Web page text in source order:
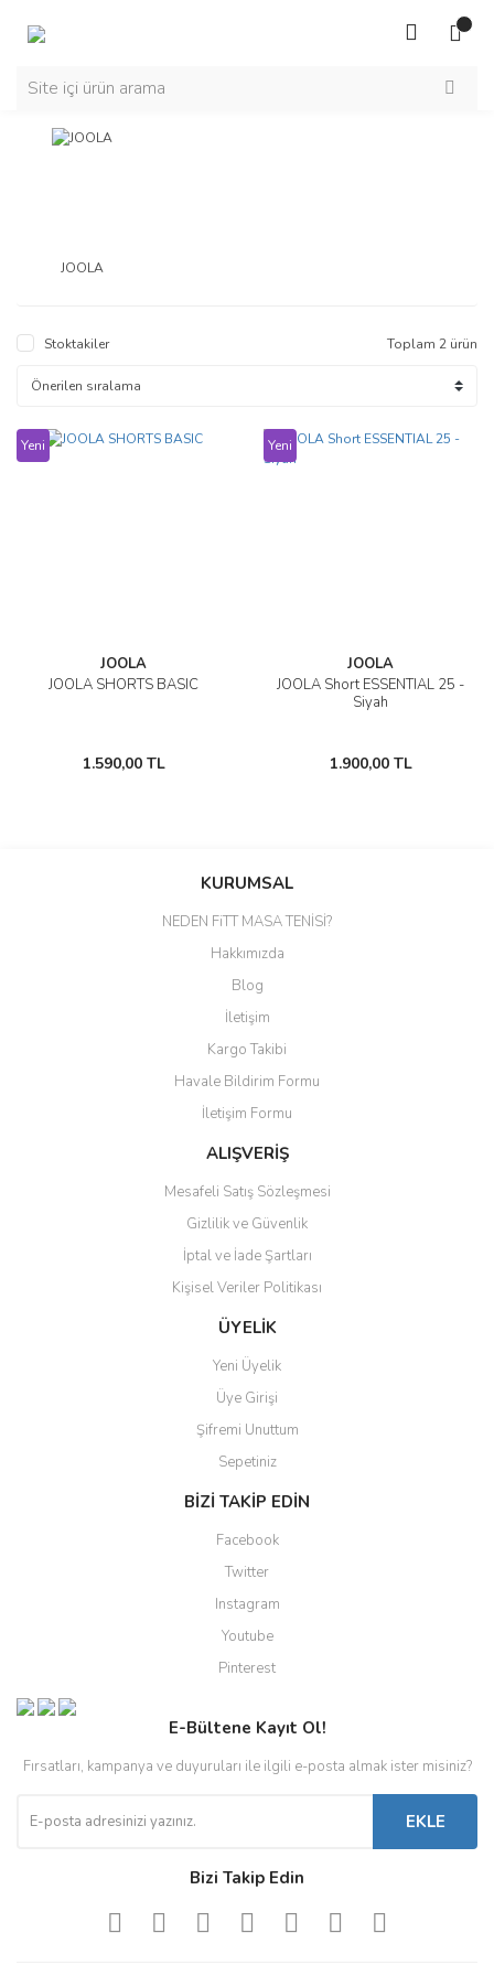
JOOLA
Stoktakiler Toplam 2 ürün
Yeni
JOOLA
JOOLA SHORTS BASIC
1.590,00 TL
Yeni
JOOLA
JOOLA Short ESSENTIAL 25 -
Siyah
1.900,00 TL
KURUMSAL
NEDEN FiTT MASA TENİSİ?
Hakkımızda
Blog
İletişim
Kargo Takibi
Havale Bildirim Formu
İletişim Formu
ALIŞVERİŞ
Mesafeli Satış Sözleşmesi
Gizlilik ve Güvenlik
İptal ve İade Şartları
Kişisel Veriler Politikası
ÜYELİK
Yeni Üyelik
Üye Girişi
Şifremi Unuttum
Sepetiniz
BİZİ TAKİP EDİN
Facebook
Twitter
Instagram
Youtube
Pinterest
E-Bültene Kayıt Ol!
Fırsatları, kampanya ve duyuruları ile ilgili e-posta almak ister misiniz?
EKLE
Bizi Takip Edin